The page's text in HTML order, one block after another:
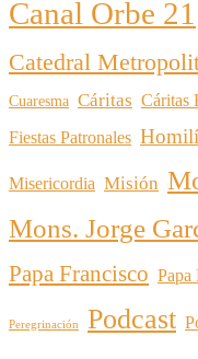
Canal Orbe 21
Catedral
Cuaresma Cáritas Cáritas
Fiestas Patronales
Misericordia Misión
Mons. Jorge
Papa Francisco
Peregrinación Podcast